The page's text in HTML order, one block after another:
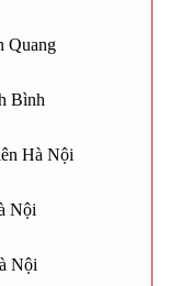
Quang
Bình
Hà Nội
Nội
Nội